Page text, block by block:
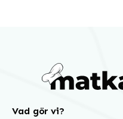
Vad gör vi?